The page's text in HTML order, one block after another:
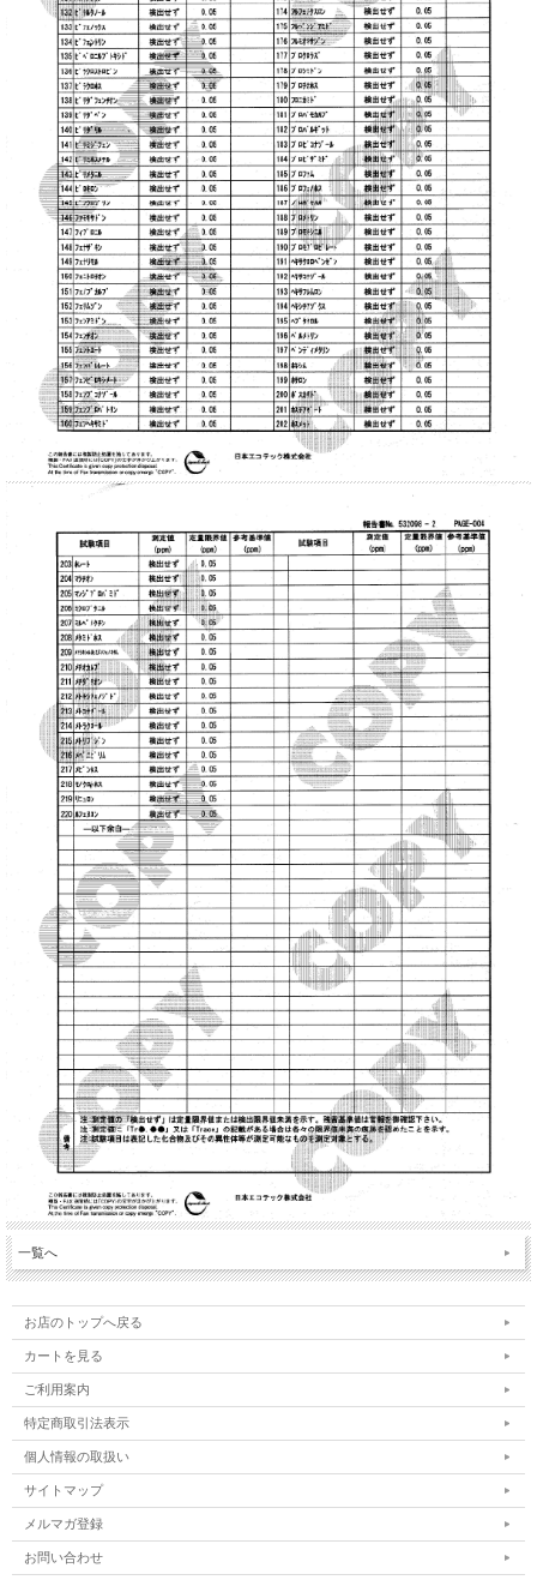
一覧へ
お店のトップへ戻る
カートを見る
ご利用案内
特定商取引法表示
個人情報の取扱い
サイトマップ
メルマガ登録
お問い合わせ